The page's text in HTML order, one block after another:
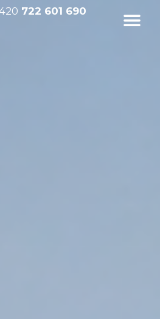
722 601 690